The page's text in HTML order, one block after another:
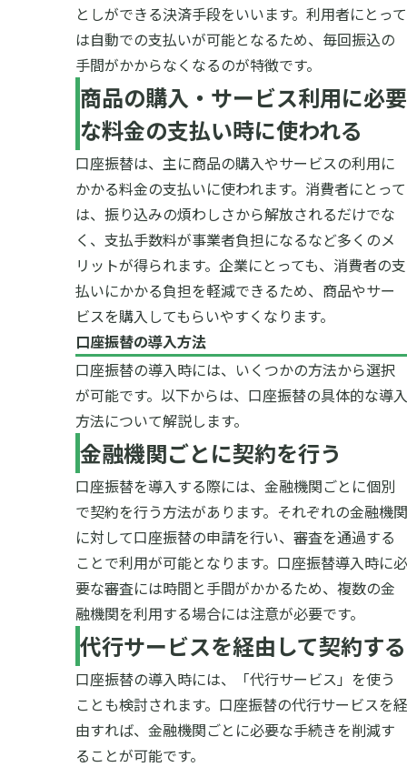
としができる決済手段をいいます。利用者にとって
は自動での支払いが可能となるため、毎回振込の
手間がかからなくなるのが特徴です。
商品の購入・サービス利用に必要
な料金の支払い時に使われる
口座振替は、主に商品の購入やサービスの利用に
かかる料金の支払いに使われます。消費者にとって
は、振り込みの煩わしさから解放されるだけでな
く、支払手数料が事業者負担になるなど多くのメ
リットが得られます。企業にとっても、消費者の支
払いにかかる負担を軽減できるため、商品やサー
ビスを購入してもらいやすくなります。
口座振替の導入方法
口座振替の導入時には、いくつかの方法から選択
が可能です。以下からは、口座振替の具体的な導入
方法について解説します。
金融機関ごとに契約を行う
口座振替を導入する際には、金融機関ごとに個別
で契約を行う方法があります。それぞれの金融機関
に対して口座振替の申請を行い、審査を通過する
ことで利用が可能となります。口座振替導入時に必
要な審査には時間と手間がかかるため、複数の金
融機関を利用する場合には注意が必要です。
代行サービスを経由して契約する
口座振替の導入時には、「代行サービス」を使う
ことも検討されます。口座振替の代行サービスを経
由すれば、金融機関ごとに必要な手続きを削減す
ることが可能です。